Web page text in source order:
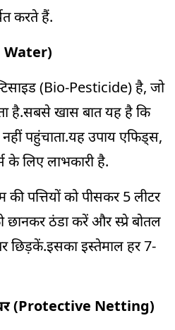
करते हैं.
Water)
(Bio-Pesticide) है, जो
है.सबसे खास बात यह है कि
पहुंचाता.यह उपाय एफिड्स,
के लिए लाभकारी है.
की पत्तियों को पीसकर 5 लीटर
छानकर ठंडा करें और स्प्रे बोतल
छिड़कें.इसका इस्तेमाल हर 7-
(Protective Netting)